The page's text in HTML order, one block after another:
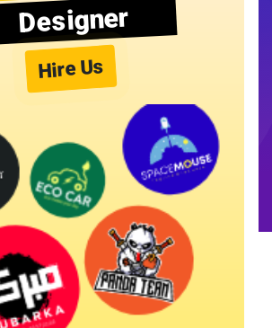
Designer
Hire Us